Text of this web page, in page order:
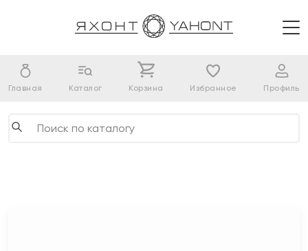
Главная Каталог Корзина Избранное Профиль